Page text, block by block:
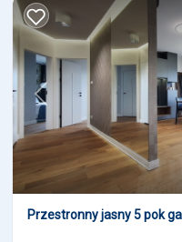
Previous
Przestronny jasny 5 pok